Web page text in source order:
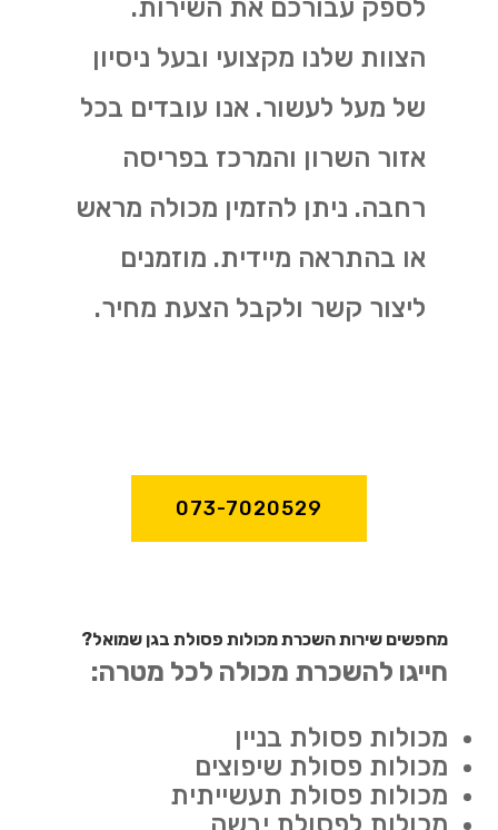
לספק עבורכם את השירות.
הצוות שלנו מקצועי ובעל ניסיון
של מעל לעשור. אנו עובדים בכל
אזור השרון והמרכז בפריסה
רחבה. ניתן להזמין מכולה מראש
או בהתראה מיידית. מוזמנים
ליצור קשר ולקבל הצעת מחיר.
073-7020529
מחפשים שירות השכרת מכולות פסולת בגן שמואל?
חייגו להשכרת מכולה לכל מטרה:
מכולות פסולת בניין
מכולות פסולת שיפוצים
מכולות פסולת תעשייתית